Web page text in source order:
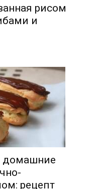
рисом
и
домашние
рецепт